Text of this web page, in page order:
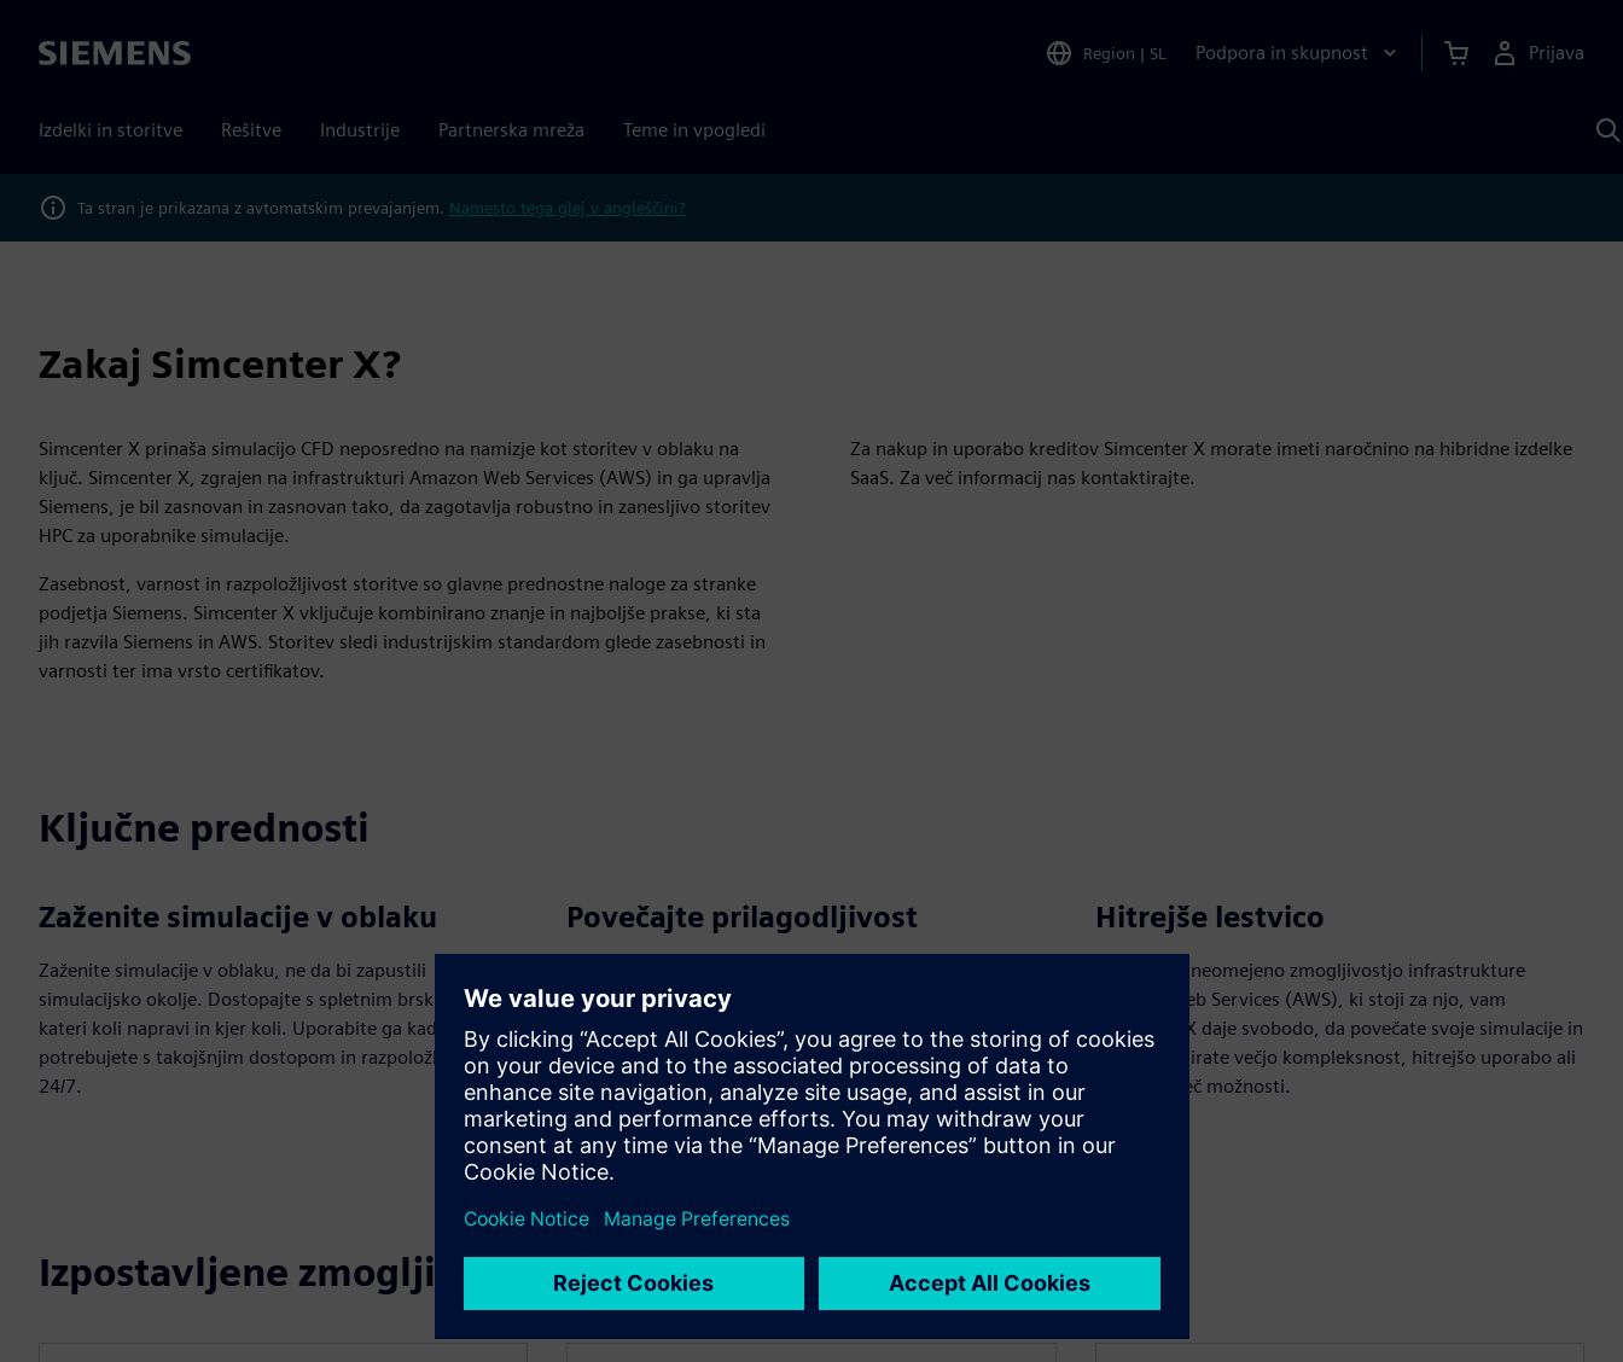
Siemens Region | SL Podpora in skupnost Prijava
Izdelki in storitve Rešitve Industrije Partnerska mreža Teme in vpogledi
s
Ta stran je prikazana z avtomatskim prevajanjem. Namesto tega glej v angleščini?
Zakaj Simcenter X?
Simcenter X prinaša simulacijo CFD neposredno na namizje kot storitev v oblaku na
ključ. Simcenter X, zgrajen na infrastrukturi Amazon Web Services (AWS) in ga upravlja
Siemens, je bil zasnovan in zasnovan tako, da zagotavlja robustno in zanesljivo storitev
HPC za uporabnike simulacije.
Zasebnost, varnost in razpoložljivost storitve so glavne prednostne naloge za stranke
podjetja Siemens. Simcenter X vključuje kombinirano znanje in najboljše prakse, ki sta
jih razvila Siemens in AWS. Storitev sledi industrijskim standardom glede zasebnosti in
varnosti ter ima vrsto certifikatov.
Za nakup in uporabo kreditov Simcenter X morate imeti naročnino na hibridne izdelke
SaaS. Za več informacij nas kontaktirajte.
Ključne prednosti
Zaženite simulacije v oblaku
Zaženite simulacije v oblaku, ne da bi zapustili
simulacijsko okolje. Dostopajte s spletnim brskalnikom v
kateri koli napravi in kjer koli. Uporabite ga kadarkoli
potrebujete s takojšnjim dostopom in razpoložljivostjo
24/7.
Povečajte prilagodljivost
strojne opreme na kraju samem ali pa preprosto
dostopajte do dodatnih virov v času napornega obdobja.
Naj strojna oprema in HPC postanejo operativni stroški
(OPEX) in bodite bolj agilni, saj se vaša delovna
obremenitev spreminja.
Hitrejše lestvico
Z dejansko neomejeno zmogljivostjo infrastrukture
Amazon Web Services (AWS), ki stoji za njo, vam
Simcenter X daje svobodo, da povečate svoje simulacije in
tako modelirate večjo kompleksnost, hitrejšo uporabo ali
raziščete več možnosti.
Izpostavljene zmogljivosti